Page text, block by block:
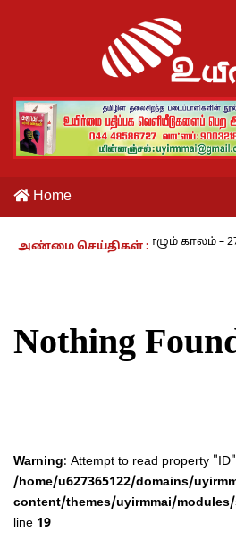
Home
அண்மை செய்திகள் :நாம் வாழும் காலம் – 27
Nothing
Warning: Attempt to read property
/home/u627365122/domains/
content/themes/uyirmmai/
line 19